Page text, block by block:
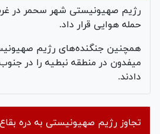
حمله هوایی قرار داد.
همچنین جنگنده‌های رژیم
میفدون در منطقه نبطیه را در
دادند.
تجاوز رژیم صهیونیستی به دره بقاع